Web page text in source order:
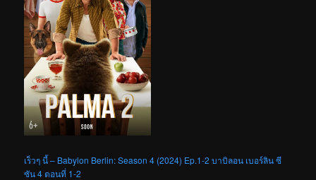
เร็วๆ นี้ – Babylon Berlin: Season 4 (2024) Ep.1-2 บาบิลอน เบอร์ลิน ซี
ซัน 4 ตอนที่ 1-2